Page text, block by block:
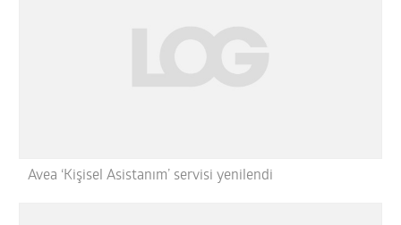
Avea ‘Kişisel Asistanım’ servisi yenilendi